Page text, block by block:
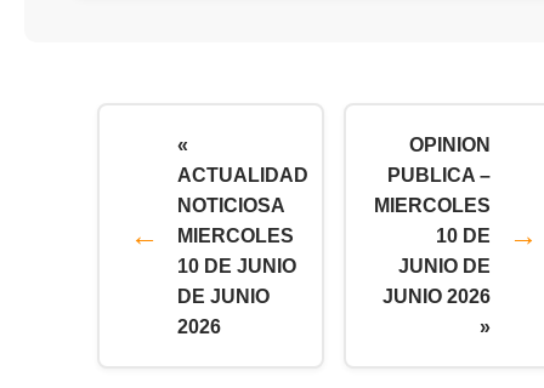
«
ACTUALIDAD
NOTICIOSA
MIERCOLES
10 DE JUNIO
DE JUNIO
2026
OPINION
PUBLICA –
MIERCOLES
10 DE
JUNIO DE
JUNIO 2026
»